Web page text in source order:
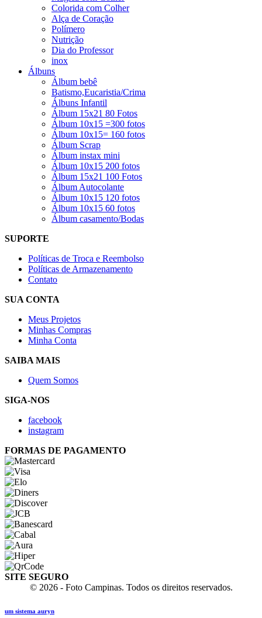
Colorida com Colher
Alça de Coração
Polímero
Nutrição
Dia do Professor
inox
Álbuns
Álbum bebê
Batismo,Eucaristia/Crima
Álbuns Infantil
Álbum 15x21 80 Fotos
Álbum 10x15 =300 fotos
Álbum 10x15= 160 fotos
Álbum Scrap
Álbum instax mini
Álbum 10x15 200 fotos
Álbum 15x21 100 Fotos
Álbum Autocolante
Álbum 10x15 120 fotos
Álbum 10x15 60 fotos
Álbum casamento/Bodas
SUPORTE
Políticas de Troca e Reembolso
Políticas de Armazenamento
Contato
SUA CONTA
Meus Projetos
Minhas Compras
Minha Conta
SAIBA MAIS
Quem Somos
SIGA-NOS
facebook
instagram
FORMAS DE PAGAMENTO
SITE SEGURO
© 2026 - Foto Campinas. Todos os direitos reservados.
um sistema auryn